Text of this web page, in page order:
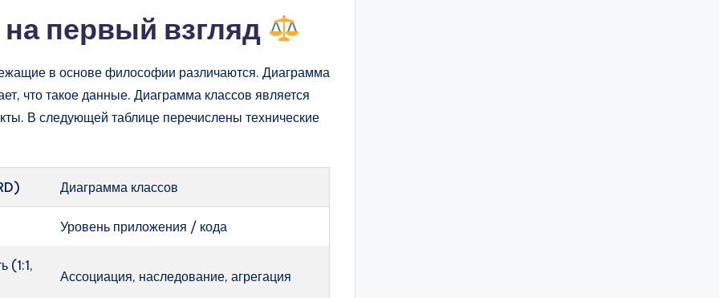
первый взгляд
в основе философии различаются. Диаграмма
что такое данные. Диаграмма классов является
В следующей таблице перечислены технические
Диаграмма классов
Уровень приложения / кода
(1:1,
Ассоциация, наследование, агрегация